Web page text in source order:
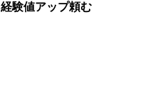
験値アップ頼む